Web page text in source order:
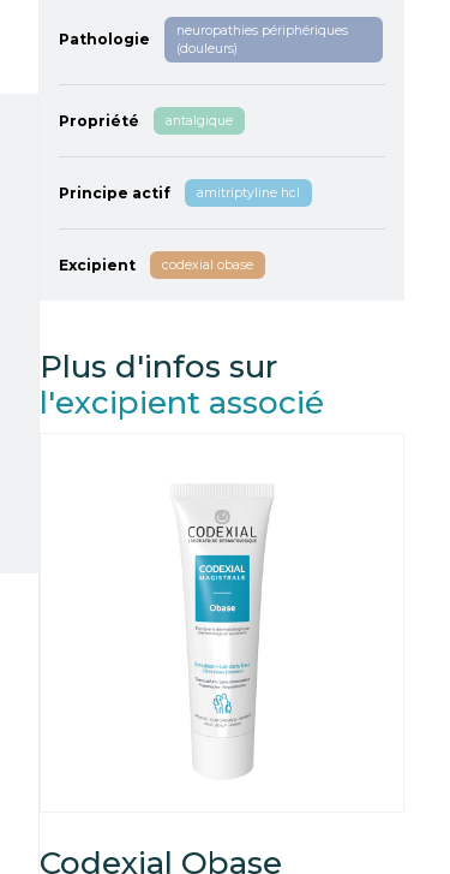
Pathologie
neuropathies périphériques
(douleurs)
Propriété antalgique
Principe actif amitriptyline hcl
Excipient codexial obase
Plus d'infos sur
l'excipient associé
Codexial Obase